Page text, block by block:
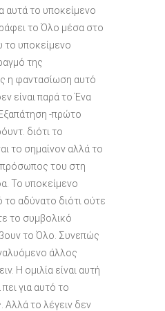
αυτά το υποκείμενο
το Όλο μέσα στο
το υποκείμενο
της
η φαντασίωση αυτό
είναι παρά το Ένα
-πρώτο
διότι το
το σημαίνον αλλά το
του στη
Το υποκείμενο
το αδύνατο διότι ούτε
το συμβολικό
το Όλο. Συνεπώς
άλλος
Η ομιλία είναι αυτή
για αυτό το
Αλλά το λέγειν δεν